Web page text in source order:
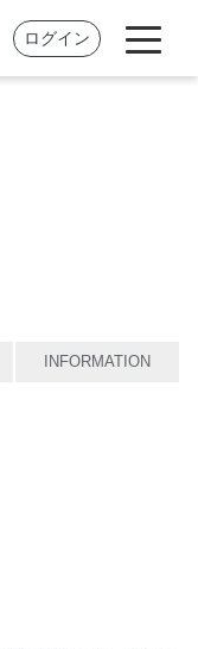
ログイン
INFORMATION